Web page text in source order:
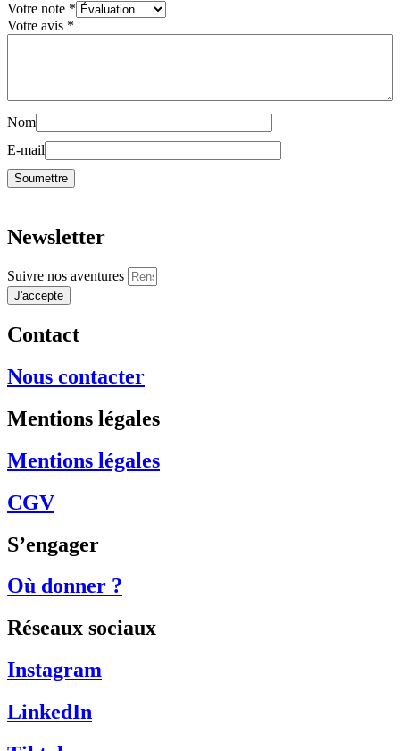
Votre note *
Votre avis *
Nom
E-mail
Newsletter
Suivre nos aventures
J'accepte
Contact
Nous contacter
Mentions légales
Mentions légales
CGV
S’engager
Où donner ?
Réseaux sociaux
Instagram
LinkedIn